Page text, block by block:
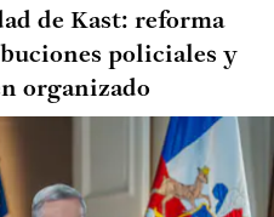
de Kast: reforma
policiales y
organizado